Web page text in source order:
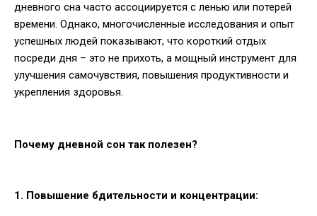
дневного сна часто ассоциируется с ленью или потерей
времени. Однако, многочисленные исследования и опыт
успешных людей показывают, что короткий отдых
посреди дня – это не прихоть, а мощный инструмент для
улучшения самочувствия, повышения продуктивности и
укрепления здоровья.
Почему дневной сон так полезен?
1. Повышение бдительности и концентрации: